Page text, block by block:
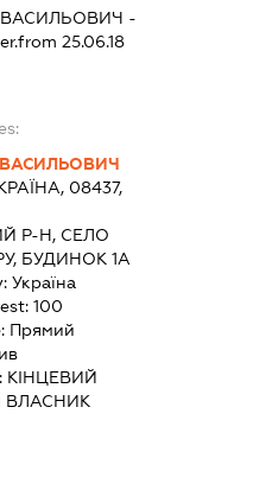
-
25.06.18
08437,
Р-Н, СЕЛО
БУДИНОК 1А
Україна
100
Прямий
КІНЦЕВИЙ
ВЛАСНИК